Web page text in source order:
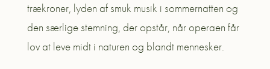
trækroner, lyden af smuk musik i sommernatten og
den særlige stemning, der opstår, når operaen får
lov at leve midt i naturen og blandt mennesker.